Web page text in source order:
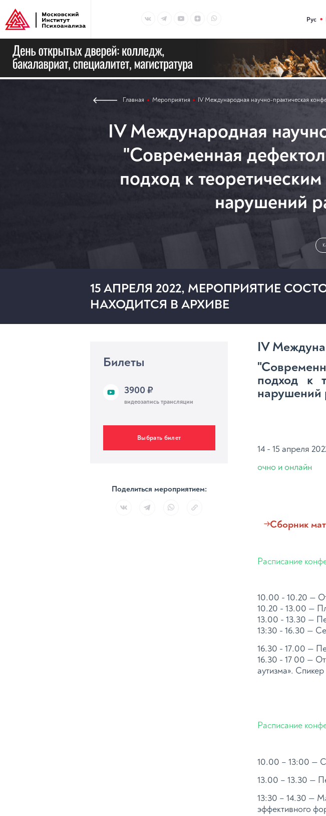
Рус •
Главная Мероприятия IV Международная научно-практическая
IV Международная
"Современная
подход к
нарушений
15 АПРЕЛЯ 2022, МЕРОПРИЯТИЕ
НАХОДИТСЯ В АРХИВЕ
Билеты
3900 ₽
видеозапись трансляции
Выбрать билет
Поделиться мероприятием:
IV
подход к
нарушений
14 - 15 апреля
очно и онлайн
→Сборник
Расписание
10.00 - 10.20 —
10.20 - 13.00 —
13.00 - 13.30 —
13:30 - 16.30 —
16.30 - 17.00 —
16.30 - 17 00 —
аутизма».
Расписание
10.00 – 13:00 —
13.00 – 13.30 —
13:30 – 14.30 —
эффективного